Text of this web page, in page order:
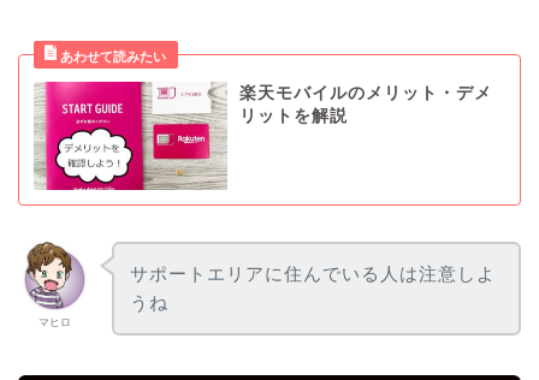
楽天モバイルのメリット・デメ
リットを解説
マヒロ
サポートエリアに住んでいる人は注意しよ
うね